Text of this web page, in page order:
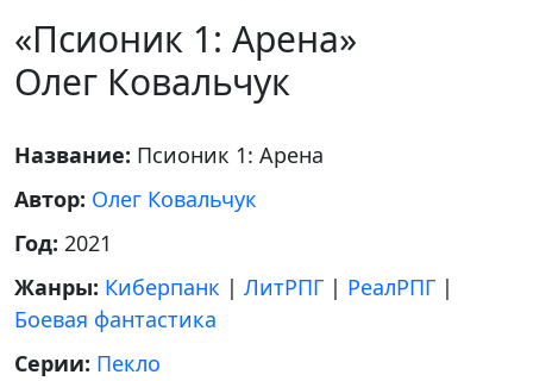
«Псионик 1: Арена»
Олег Ковальчук
Название: Псионик 1: Арена
Автор: Олег Ковальчук
Год: 2021
Жанры: Киберпанк | ЛитРПГ | РеалРПГ |
Боевая фантастика
Серии: Пекло